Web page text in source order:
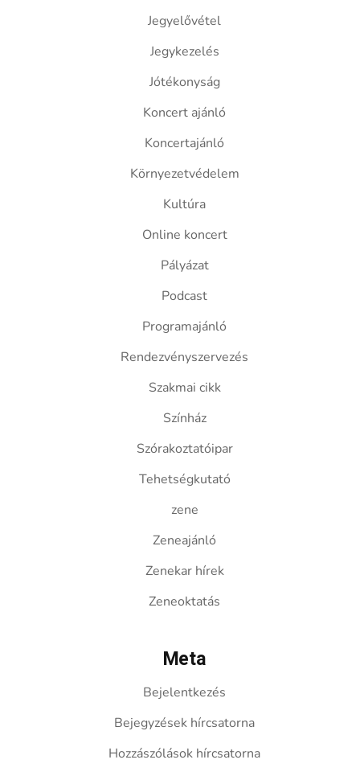
Jegyelővétel
Jegykezelés
Jótékonyság
Koncert ajánló
Koncertajánló
Környezetvédelem
Kultúra
Online koncert
Pályázat
Podcast
Programajánló
Rendezvényszervezés
Szakmai cikk
Színház
Szórakoztatóipar
Tehetségkutató
zene
Zeneajánló
Zenekar hírek
Zeneoktatás
Meta
Bejelentkezés
Bejegyzések hírcsatorna
Hozzászólások hírcsatorna